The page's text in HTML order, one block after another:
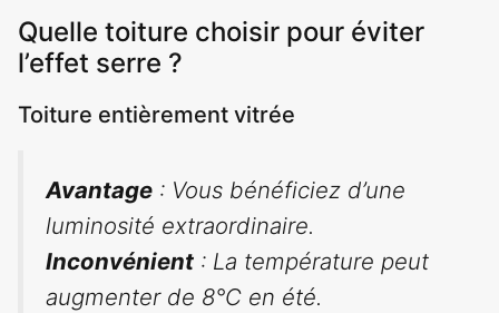
Quelle toiture choisir pour éviter
l’effet serre ?
Toiture entièrement vitrée
Avantage : Vous bénéficiez d’une
luminosité extraordinaire.
Inconvénient : La température peut
augmenter de 8°C en été.